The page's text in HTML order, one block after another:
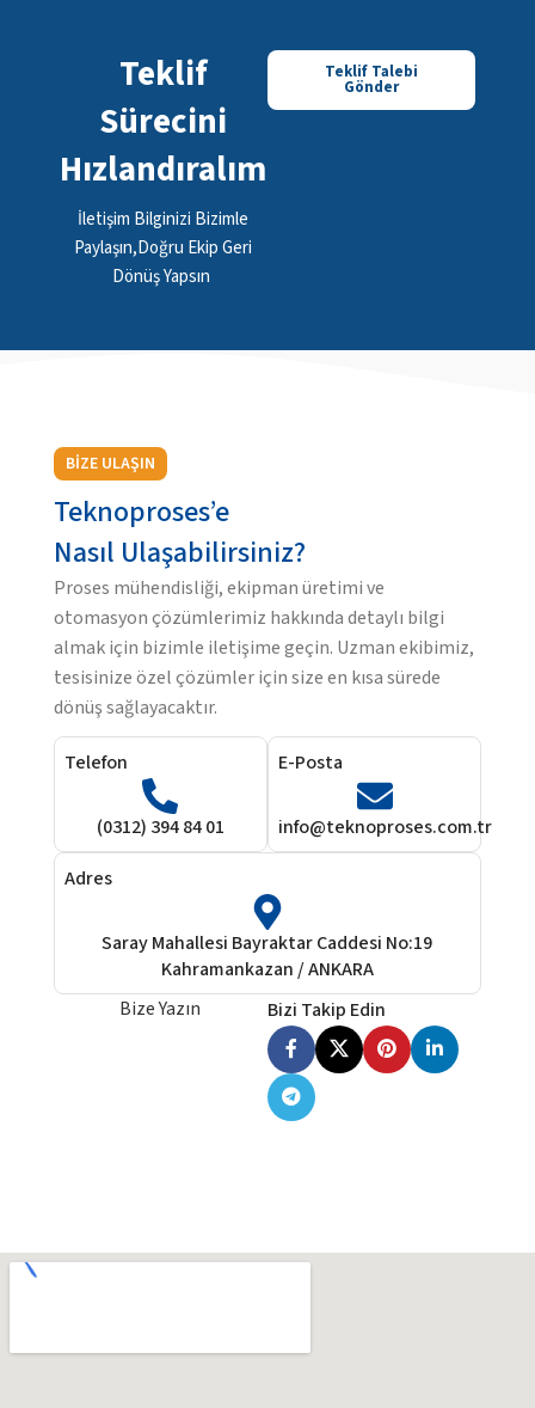
Teklif
Sürecini
Hızlandıralım
İletişim Bilginizi Bizimle
Paylaşın,Doğru Ekip Geri
Dönüş Yapsın
Teklif Talebi
Gönder
BİZE ULAŞIN
Teknoproses’e
Nasıl Ulaşabilirsiniz?
Proses mühendisliği, ekipman üretimi ve
otomasyon çözümlerimiz hakkında detaylı bilgi
almak için bizimle iletişime geçin. Uzman ekibimiz,
tesisinize özel çözümler için size en kısa sürede
dönüş sağlayacaktır.
Telefon
(0312) 394 84 01
E-Posta
info@teknoproses.com.tr
Adres
Saray Mahallesi Bayraktar Caddesi No:19
Kahramankazan / ANKARA
Bize Yazın
Bizi Takip Edin